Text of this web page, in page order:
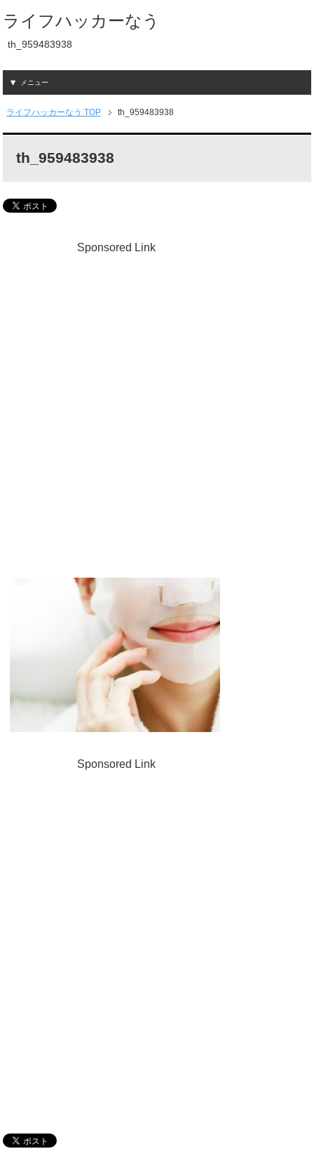
ライフハッカーなう
th_959483938
メニュー
ライフハッカーなう TOP th_959483938
th_959483938
Sponsored Link
Sponsored Link